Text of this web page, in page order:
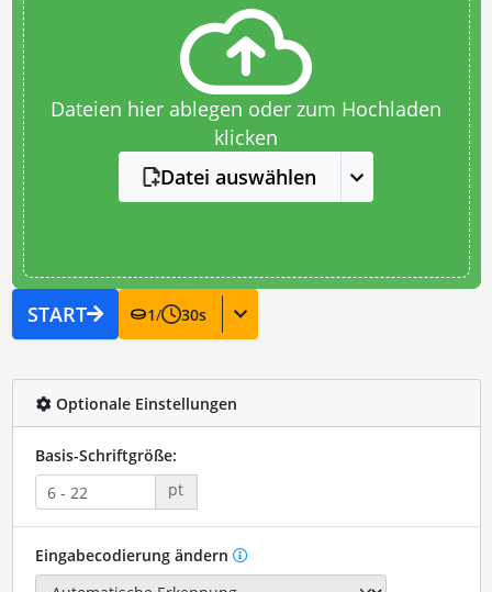
Dateien hier ablegen oder zum Hochladen
klicken
Datei auswählen
START 1/ 30s
Optionale Einstellungen
Basis-Schriftgröße:
pt
Eingabecodierung ändern